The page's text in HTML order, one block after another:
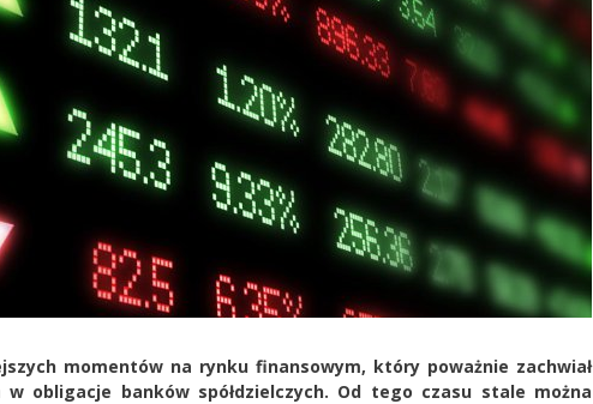
momentów na rynku finansowym, który poważnie zachwiał
w obligacje banków spółdzielczych. Od tego czasu stale można